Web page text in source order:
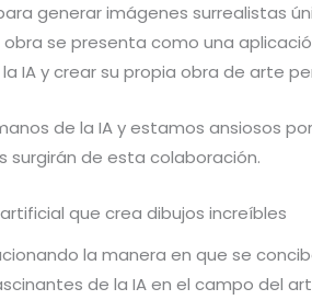
generar imágenes surrealistas
se presenta como una
IA y crear su propia obra de arte
de la IA y estamos ansiosos
surgirán de esta colaboración.
que crea dibujos increíbles
la manera en que se
de la IA en el campo del